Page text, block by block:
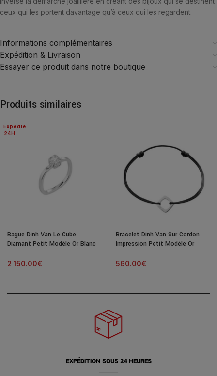
ceux qui les portent davantage qu’à ceux qui les regardent.
Informations complémentaires
Expédition & Livraison
Essayer ce produit dans notre boutique
Produits similaires
24H
Expédié
Bague Dinh Van Le Cube
Diamant Petit Modèle Or Blanc
2 150.00€
Bracelet Dinh Van Sur Cordon
Impression Petit Modèle Or
560.00€
EXPÉDITION SOUS 24 HEURES